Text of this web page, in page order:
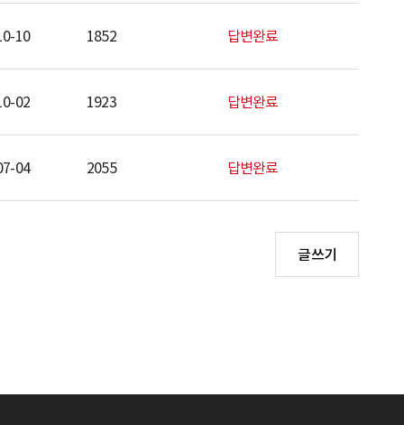
10 1852 답변완료
02 1923 답변완료
04 2055 답변완료
글쓰기